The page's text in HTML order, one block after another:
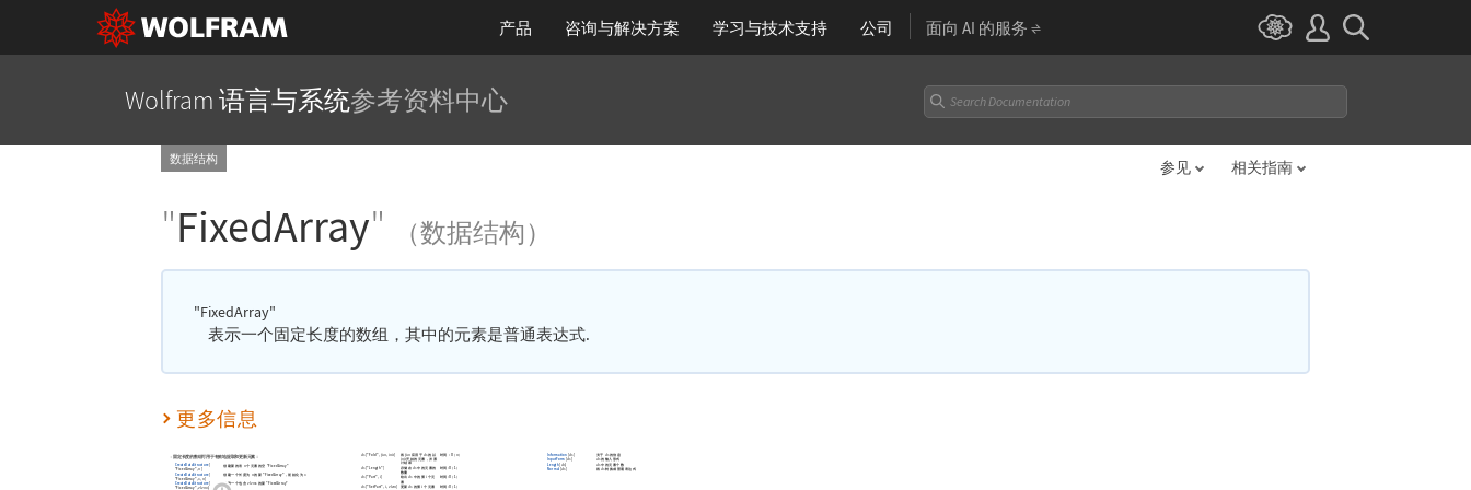
产品 咨询与解决方案 学习与技术支持 公司 面向 AI 的服务
Wolfram 语言与系统参考资料中心
数据结构 参见 相关指南
"FixedArray" （数据结构）
"FixedArray"
表示一个固定长度的数组，其中的元素是普通表达式.
更多信息
固定长度的数组可用于有效地提取和更新元素：
CreateDataStructure
"FixedArray",n
创建新的有 n个元素的空 "FixedArray"
CreateDataStructure
"FixedArray", x n
创建一个长度为 n的新"FixedArray" ，初始化为x
CreateDataStructure
"FixedArray",elems
创建一个包含elems 的新"FixedArray"
ds ["Fold" fun init 将fun 应用于ds 的以
init开始的元素，并累
计结果
时间：O ( n)
ds["Length"] 存储在ds中的元素的
数量
时间: O ( 1 )
ds["Part", i 给出ds 中的第i 个元
素
时间: O ( 1)
ds["SetPart", i, elem 更新ds 的第 个元素 时间: O ( 1)
Information [ds 关于ds 的信息
InputForm [ds ds的输入形式
Length ds ds 中的元素个数
Normal [ds 将ds转换成普通表达式